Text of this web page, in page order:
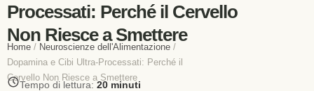
Processati: Perché il Cervello
Non Riesce a Smettere
Home / Neuroscienze dell'Alimentazione /
Dopamina e Cibi Ultra-Processati: Perché il
Cervello Non Riesce a Smettere
Tempo di lettura:20 minuti